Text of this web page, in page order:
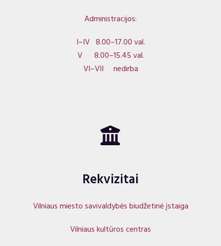
Administracijos:
I–IV 8.00–17.00 val.
V 8.00–15.45 val.
VI–VII nedirba
Rekvizitai
Vilniaus miesto savivaldybės biudžetinė įstaiga
Vilniaus kultūros centras